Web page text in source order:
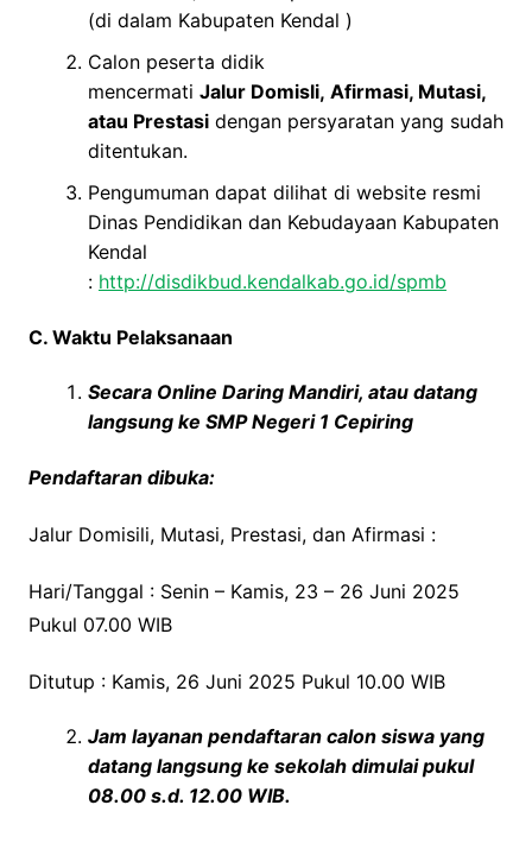
(di dalam Kabupaten Kendal )
Calon peserta didik
mencermati Jalur Domisli, Afirmasi, Mutasi,
atau Prestasidengan persyaratan yang sudah
ditentukan.
Pengumuman dapat dilihat di website resmi
Dinas Pendidikan dan Kebudayaan Kabupaten
Kendal
: http://disdikbud.kendalkab.go.id/spmb
C. Waktu Pelaksanaan
Secara Online Daring Mandiri, atau datang
langsung ke SMP Negeri1 Cepiring
Pendaftaran dibuka:
Jalur Domisili, Mutasi, Prestasi, dan Afirmasi :
Hari/Tanggal : Senin – Kamis, 23 – 26 Juni 2025
Pukul 07.00 WIB
Ditutup : Kamis, 26 Juni 2025 Pukul 10.00 WIB
Jam layanan pendaftaran calon siswa yang
datang langsung ke sekolah dimulai pukul
08.00 s.d. 12.00 WIB.